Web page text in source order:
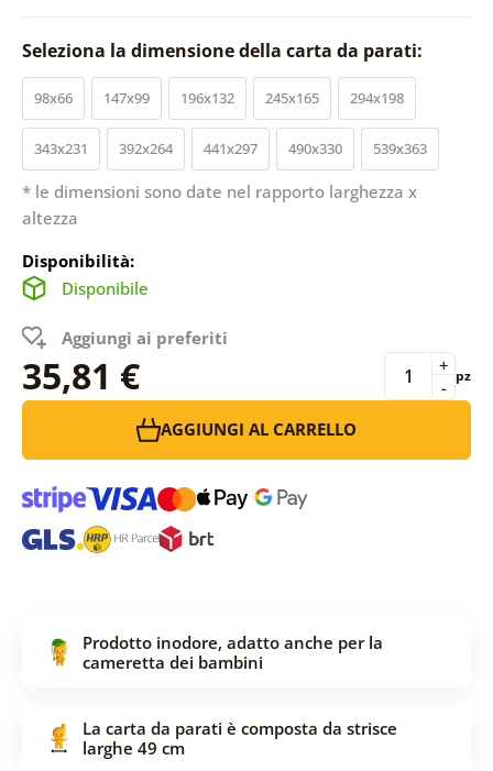
Seleziona la dimensione della carta da parati:
98x66 147x99 196x132 245x165 294x198
343x231 392x264 441x297 490x330 539x363
* le dimensioni sono date nel rapporto larghezza x
altezza
Disponibilità:
Disponibile
Aggiungi ai preferiti
35,81 € -
+ pz
AGGIUNGI AL CARRELLO
Prodotto inodore, adatto anche per la
cameretta dei bambini
La carta da parati è composta da strisce
larghe 49 cm